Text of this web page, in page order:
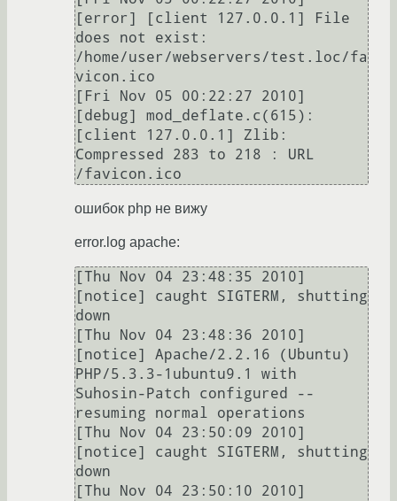
[error] [client 127.0.0.1] File
does not exist:
/home/user/webservers/test.loc/fa
vicon.ico
[Fri Nov 05 00:22:27 2010]
[debug] mod_deflate.c(615):
[client 127.0.0.1] Zlib:
Compressed 283 to 218 : URL
ошибок php не вижу
error.log apache:
[Thu Nov 04 23:48:35 2010]
[notice] caught SIGTERM, shutting
down
[Thu Nov 04 23:48:36 2010]
[notice] Apache/2.2.16 (Ubuntu)
PHP/5.3.3-1ubuntu9.1 with
Suhosin-Patch configured --
resuming normal operations
[Thu Nov 04 23:50:09 2010]
[notice] caught SIGTERM, shutting
down
[Thu Nov 04 23:50:10 2010]